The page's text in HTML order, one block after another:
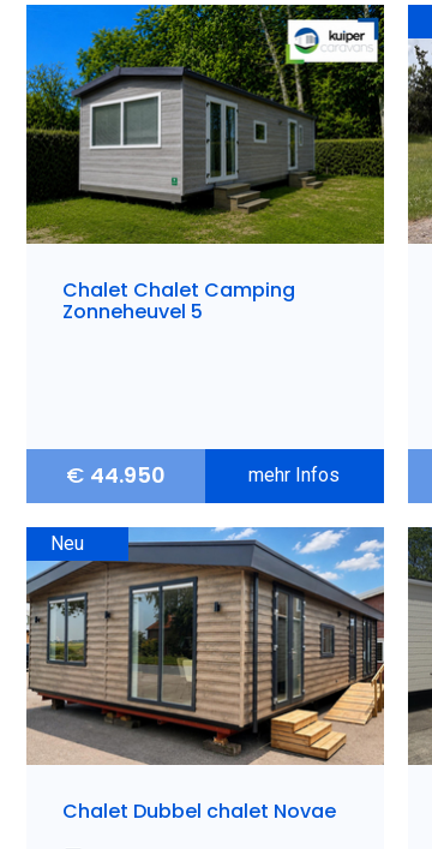
Chalet Chalet Camping
Zonneheuvel 5
€ 44.950 mehr Infos
Neu
Chalet Dubbel chalet Novae